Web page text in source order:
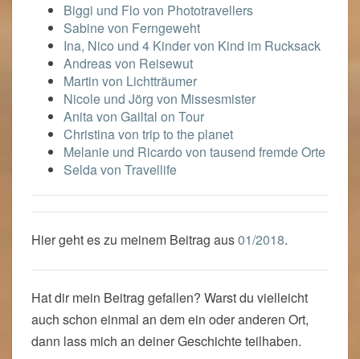
Biggi und Flo von Phototravellers
Sabine von Ferngeweht
Ina, Nico und 4 Kinder von Kind im Rucksack
Andreas von Reisewut
Martin von Lichtträumer
Nicole und Jörg von Missesmister
Anita von Gailtal on Tour
Christina von trip to the planet
Melanie und Ricardo von tausend fremde Orte
Selda von Travellife
Hier geht es zu meinem Beitrag aus01/2018.
Hat dir mein Beitrag gefallen? Warst du vielleicht
auch schon einmal an dem ein oder anderen Ort,
dann lass mich an deiner Geschichte teilhaben.